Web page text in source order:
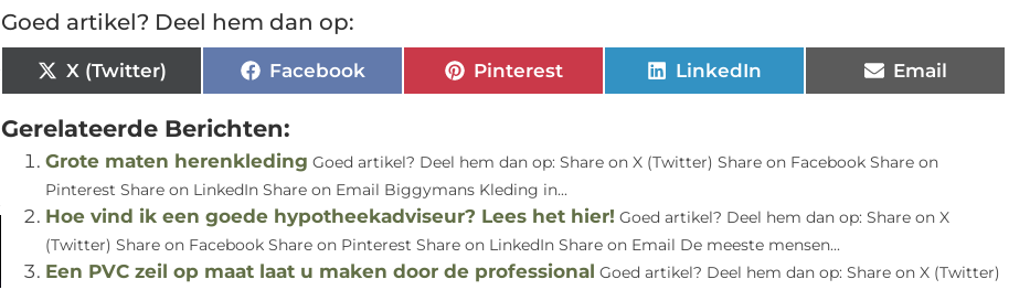
Goed artikel? Deel hem dan op:
X (Twitter) Facebook Pinterest LinkedIn Email
Gerelateerde Berichten:
Grote maten herenkleding Goed artikel? Deel hem dan op: Share on X (Twitter) Share on Facebook Share on
Pinterest Share on LinkedIn Share on Email Biggymans Kleding in...
Hoe vind ik een goede hypotheekadviseur? Lees het hier! Goed artikel? Deel hem dan op: Share on X
(Twitter) Share on Facebook Share on Pinterest Share on LinkedIn Share on Email De meeste mensen...
Een PVC zeil op maat laat u maken door de professional Goed artikel? Deel hem dan op: Share on X (Twitter)